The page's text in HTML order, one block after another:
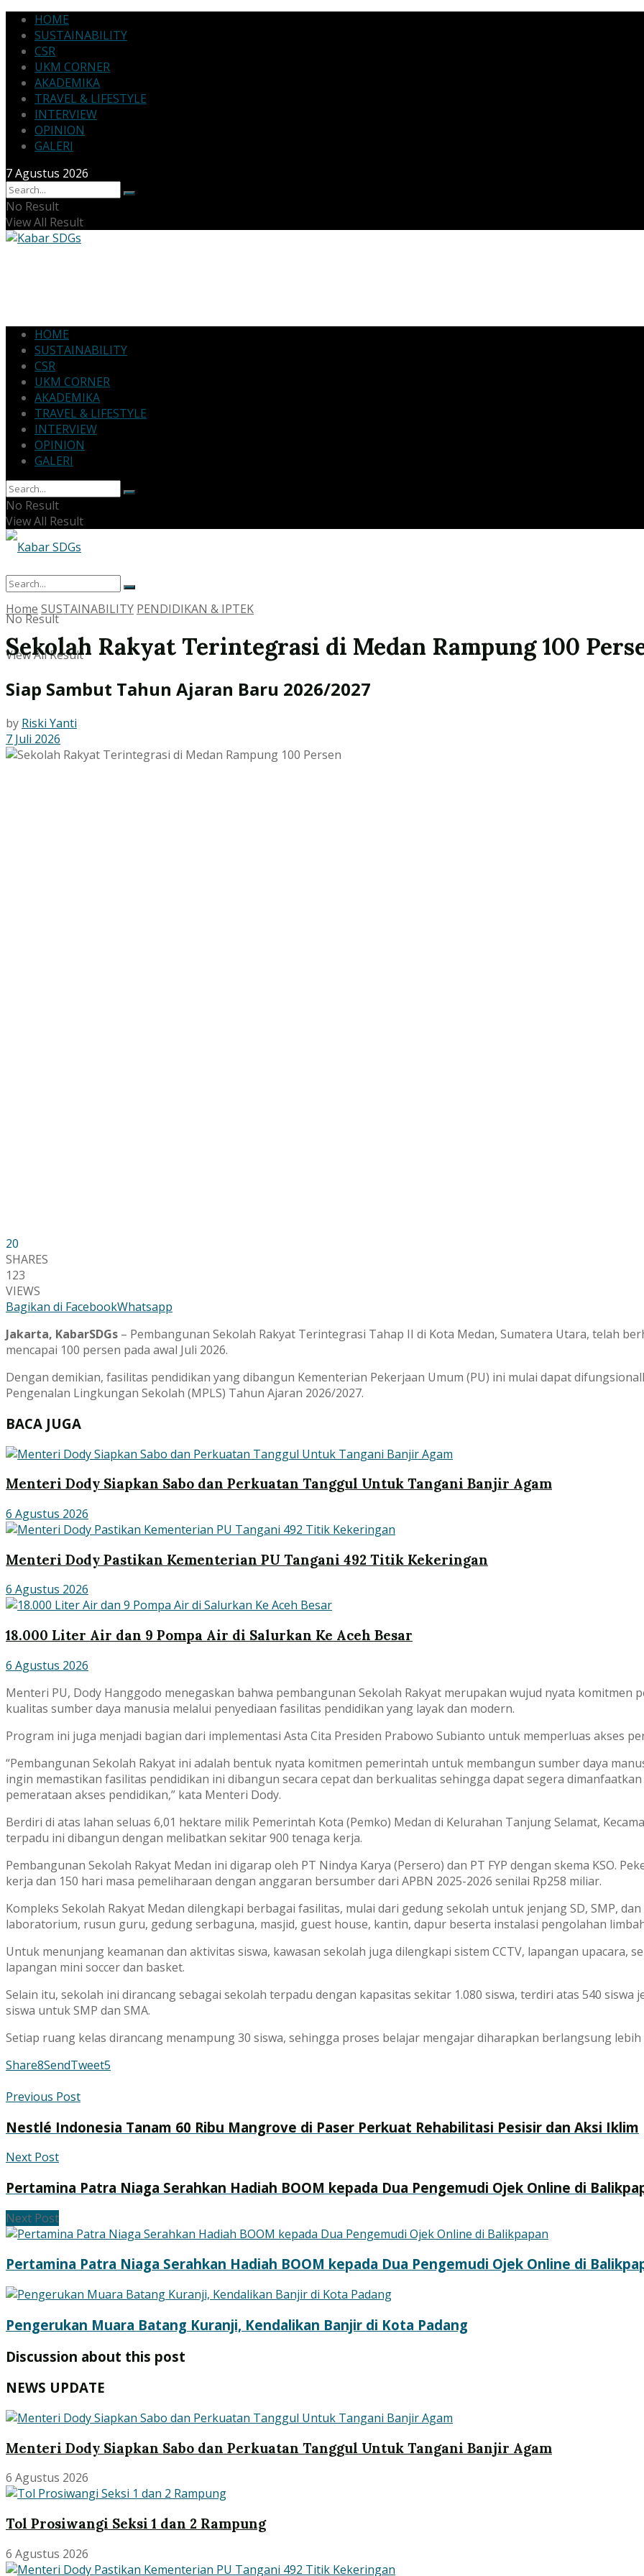
HOME
SUSTAINABILITY
CSR
UKM CORNER
AKADEMIKA
TRAVEL & LIFESTYLE
INTERVIEW
OPINION
GALERI
7 Agustus 2026
No Result
View All Result
HOME
SUSTAINABILITY
CSR
UKM CORNER
AKADEMIKA
TRAVEL & LIFESTYLE
INTERVIEW
OPINION
GALERI
No Result
View All Result
No Result
View All Result
Home SUSTAINABILITY PENDIDIKAN & IPTEK
Sekolah Rakyat Terintegrasi di Medan Rampung 100
Siap Sambut Tahun Ajaran Baru 2026/2027
by Riski Yanti
7 Juli 2026
20
SHARES
123
VIEWS
Bagikan di FacebookWhatsapp
Jakarta, KabarSDGs – Pembangunan Sekolah Rakyat Terintegrasi Tahap II di Kota Medan, Sumatera Utara, telah
mencapai 100 persen pada awal Juli 2026.
Dengan demikian, fasilitas pendidikan yang dibangun Kementerian Pekerjaan Umum (PU) ini mulai dapat
Pengenalan Lingkungan Sekolah (MPLS) Tahun Ajaran 2026/2027.
BACA JUGA
Menteri Dody Siapkan Sabo dan Perkuatan Tanggul Untuk Tangani Banjir Agam
6 Agustus 2026
Menteri Dody Pastikan Kementerian PU Tangani 492 Titik Kekeringan
6 Agustus 2026
18.000 Liter Air dan 9 Pompa Air di Salurkan Ke Aceh Besar
6 Agustus 2026
Menteri PU, Dody Hanggodo menegaskan bahwa pembangunan Sekolah Rakyat merupakan wujud nyata komitmen
kualitas sumber daya manusia melalui penyediaan fasilitas pendidikan yang layak dan modern.
Program ini juga menjadi bagian dari implementasi Asta Cita Presiden Prabowo Subianto untuk memperluas akses
“Pembangunan Sekolah Rakyat ini adalah bentuk nyata komitmen pemerintah untuk membangun sumber daya
ingin memastikan fasilitas pendidikan ini dibangun secara cepat dan berkualitas sehingga dapat segera
pemerataan akses pendidikan,” kata Menteri Dody.
Berdiri di atas lahan seluas 6,01 hektare milik Pemerintah Kota (Pemko) Medan di Kelurahan Tanjung Selamat,
terpadu ini dibangun dengan melibatkan sekitar 900 tenaga kerja.
Pembangunan Sekolah Rakyat Medan ini digarap oleh PT Nindya Karya (Persero) dan PT FYP dengan skema KSO.
kerja dan 150 hari masa pemeliharaan dengan anggaran bersumber dari APBN 2025-2026 senilai Rp258 miliar.
Kompleks Sekolah Rakyat Medan dilengkapi berbagai fasilitas, mulai dari gedung sekolah untuk jenjang SD, SMP,
laboratorium, rusun guru, gedung serbaguna, masjid, guest house, kantin, dapur beserta instalasi pengolahan
Untuk menunjang keamanan dan aktivitas siswa, kawasan sekolah juga dilengkapi sistem CCTV, lapangan upacara,
lapangan mini soccer dan basket.
Selain itu, sekolah ini dirancang sebagai sekolah terpadu dengan kapasitas sekitar 1.080 siswa, terdiri atas 540 siswa
siswa untuk SMP dan SMA.
Setiap ruang kelas dirancang menampung 30 siswa, sehingga proses belajar mengajar diharapkan berlangsung
Share8SendTweet5
Previous Post
Nestlé Indonesia Tanam 60 Ribu Mangrove di Paser Perkuat Rehabilitasi Pesisir dan Aksi Iklim
Next Post
Pertamina Patra Niaga Serahkan Hadiah BOOM kepada Dua Pengemudi Ojek Online di
Next Post
Pertamina Patra Niaga Serahkan Hadiah BOOM kepada Dua Pengemudi Ojek Online di
Pengerukan Muara Batang Kuranji, Kendalikan Banjir di Kota Padang
Discussion about this post
NEWS UPDATE
Menteri Dody Siapkan Sabo dan Perkuatan Tanggul Untuk Tangani Banjir Agam
6 Agustus 2026
Tol Prosiwangi Seksi 1 dan 2 Rampung
6 Agustus 2026